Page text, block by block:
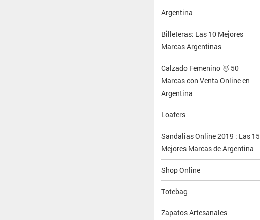
Argentina
Billeteras: Las 10 Mejores
Marcas Argentinas
Calzado Femenino 🥇 50
Marcas con Venta Online en
Argentina
Loafers
Sandalias Online 2019 : Las 15
Mejores Marcas de Argentina
Shop Online
Totebag
Zapatos Artesanales